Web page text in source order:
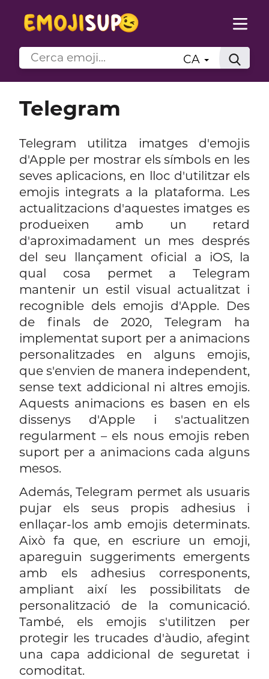
CA
Telegram
Telegram utilitza imatges d'emojis
d'Apple per mostrar els símbols en les
seves aplicacions, en lloc d'utilitzar els
emojis integrats a la plataforma. Les
actualitzacions d'aquestes imatges es
produeixen amb un retard
d'aproximadament un mes després
del seu llançament oficial a iOS, la
qual cosa permet a Telegram
mantenir un estil visual actualitzat i
recognible dels emojis d'Apple. Des
de finals de 2020, Telegram ha
implementat suport per a animacions
personalitzades en alguns emojis,
que s'envien de manera independent,
sense text addicional ni altres emojis.
Aquests animacions es basen en els
dissenys d'Apple i s'actualitzen
regularment – els nous emojis reben
suport per a animacions cada alguns
mesos.
Además, Telegram permet als usuaris
pujar els seus propis adhesius i
enllaçar-los amb emojis determinats.
Això fa que, en escriure un emoji,
apareguin suggeriments emergents
amb els adhesius corresponents,
ampliant així les possibilitats de
personalització de la comunicació.
També, els emojis s'utilitzen per
protegir les trucades d'àudio, afegint
una capa addicional de seguretat i
comoditat.